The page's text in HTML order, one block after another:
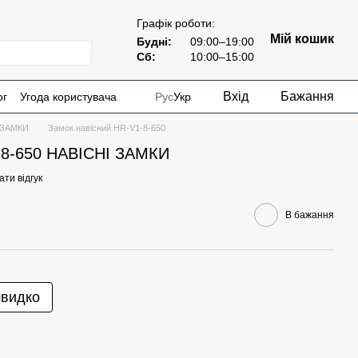
Графік роботи:
Будні:
09:00–19:00
Сб:
10:00–15:00
Мій кошик
Угода користувача РусУкр Вхід Бажання
Замок навісний HR-V1-8-650
8-650 НАВІСНІ ЗАМКИ
відгук
В бажання